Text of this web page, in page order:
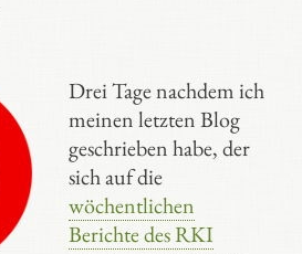
Drei Tage nachdem ich
meinen letzten Blog
geschrieben habe, der
sich auf die
wöchentlichen
Berichte des RKI